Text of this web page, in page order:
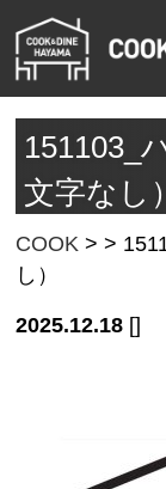
151103_
文字なし）
COOK >>
し）
2025.12.18 []